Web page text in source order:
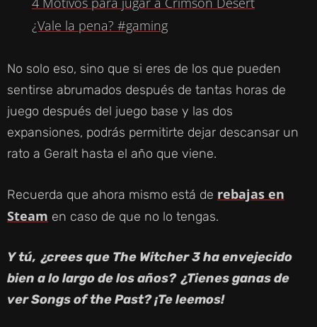
A
Y
V
I
D
O
¿Vale la pena? #gaming
No solo eso, sino que si eres de los que pueden
sentirse abrumados después de tantas horas de
juego después del juego base y las dos
expansiones, podrás permitirte dejar descansar un
rato a Geralt hasta el año que viene.
Recuerda que ahora mismo está de rebajas en
Steam en caso de que no lo tengas.
Y tú, ¿crees que The Witcher 3 ha envejecido
bien a lo largo de los años? ¿Tienes ganas de
ver Songs of the Past? ¡Te leemos!